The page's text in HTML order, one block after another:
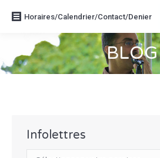
Horaires/Calendrier/Contact/Denier
BLOG
Vous êtes ici :
Infolettres